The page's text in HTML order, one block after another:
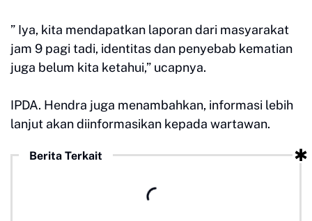
” Iya, kita mendapatkan laporan dari masyarakat
jam 9 pagi tadi, identitas dan penyebab kematian
juga belum kita ketahui,” ucapnya.
IPDA. Hendra juga menambahkan, informasi lebih
lanjut akan diinformasikan kepada wartawan.
Berita Terkait